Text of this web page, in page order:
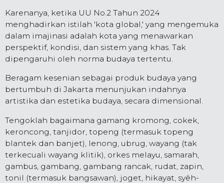
Karenanya, ketika UU No.2 Tahun 2024
menghadirkan istilah 'kota global,' yang mengemuka
dalam imajinasi adalah kota yang menawarkan
perspektif, kondisi, dan sistem yang khas. Tak
dipengaruhi oleh norma budaya tertentu.
Beragam kesenian sebagai produk budaya yang
bertumbuh di Jakarta menunjukan indahnya
artistika dan estetika budaya, secara dimensional.
Tengoklah bagaimana gamang kromong, cokek,
keroncong, tanjidor, topeng (termasuk topeng
blantek dan banjet), lenong, ubrug, wayang (tak
terkecuali wayang klitik), orkes melayu, samarah,
gambus, gambang, gambang rancak, rudat, zapin,
tonil (termasuk bangsawan), joget, hikayat, syêh-